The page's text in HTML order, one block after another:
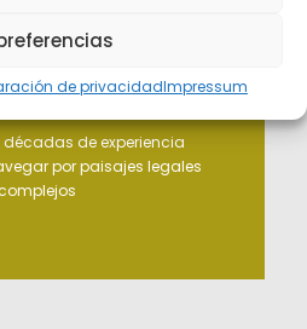
de privacidadImpressum
de experiencia
por paisajes legales